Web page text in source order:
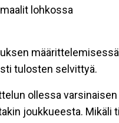
lohkossa
tulosten selvittyä.
ollessa
joukkueesta. Mikäli